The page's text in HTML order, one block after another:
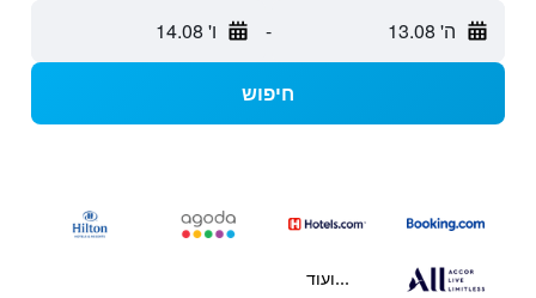
ה' 13.08 - ו' 14.08
חיפוש
...ועוד